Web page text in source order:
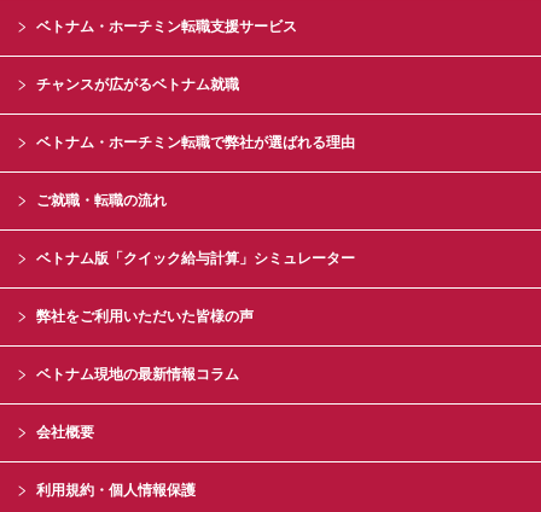
ベトナム・ホーチミン転職支援サービス
チャンスが広がるベトナム就職
ベトナム・ホーチミン転職で弊社が選ばれる理由
ご就職・転職の流れ
ベトナム版「クイック給与計算」シミュレーター
弊社をご利用いただいた皆様の声
ベトナム現地の最新情報コラム
会社概要
利用規約・個人情報保護